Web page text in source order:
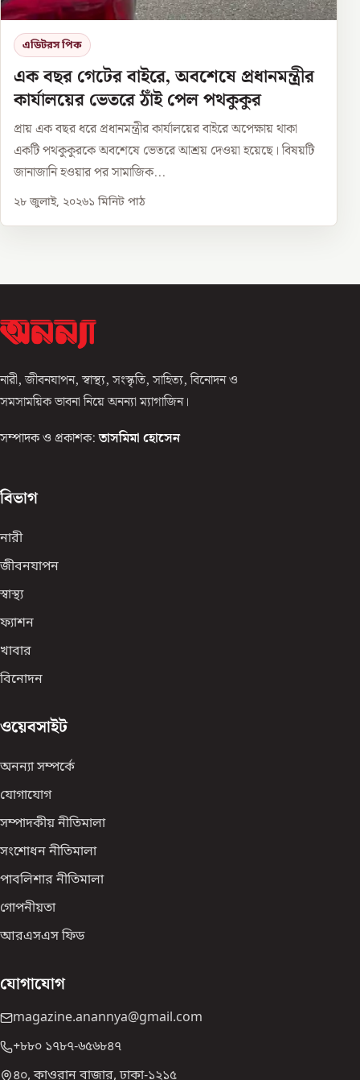
এডিটরস পিক
এক বছর গেটের বাইরে, অবশেষে প্রধানমন্ত্রীর
কার্যালয়ের ভেতরে ঠাঁই পেল পথকুকুর
প্রায় এক বছর ধরে প্রধানমন্ত্রীর কার্যালয়ের বাইরে অপেক্ষায় থাকা
একটি পথকুকুরকে অবশেষে ভেতরে আশ্রয় দেওয়া হয়েছে। বিষয়টি
জানাজানি হওয়ার পর সামাজিক...
২৮ জুলাই, ২০২৬১ মিনিট পাঠ
নারী, জীবনযাপন, স্বাস্থ্য, সংস্কৃতি, সাহিত্য, বিনোদন ও
সমসাময়িক ভাবনা নিয়ে অনন্যা ম্যাগাজিন।
সম্পাদক ও প্রকাশক: তাসমিমা হোসেন
বিভাগ
নারী
জীবনযাপন
স্বাস্থ্য
ফ্যাশন
খাবার
বিনোদন
ওয়েবসাইট
অনন্যা সম্পর্কে
যোগাযোগ
সম্পাদকীয় নীতিমালা
সংশোধন নীতিমালা
পাবলিশার নীতিমালা
গোপনীয়তা
আরএসএস ফিড
যোগাযোগ
magazine.anannya@gmail.com
+৮৮০ ১৭৮৭-৬৫৬৮৪৭
৪০, কাওরান বাজার, ঢাকা-১২১৫